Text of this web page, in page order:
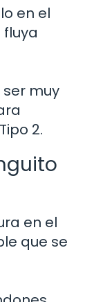
en el
muy
2.
en el
que se